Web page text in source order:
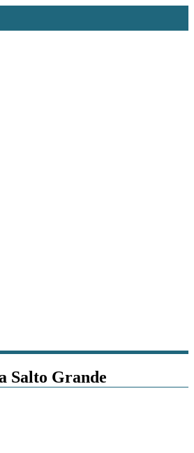
Salto Grande